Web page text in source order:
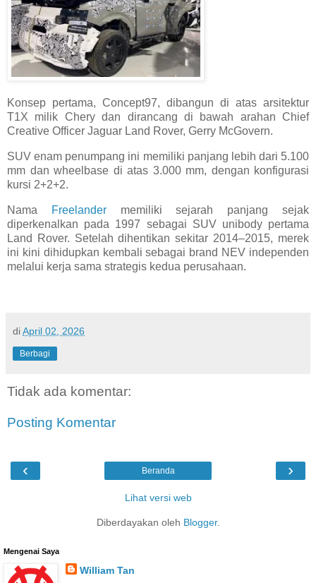
Konsep pertama, Concept97, dibangun di atas arsitektur
T1X milik Chery dan dirancang di bawah arahan Chief
Creative Officer Jaguar Land Rover, Gerry McGovern.
SUV enam penumpang ini memiliki panjang lebih dari 5.100
mm dan wheelbase di atas 3.000 mm, dengan konfigurasi
kursi 2+2+2.
Nama Freelandermemiliki sejarah panjang sejak
diperkenalkan pada 1997 sebagai SUV unibody pertama
Land Rover. Setelah dihentikan sekitar 2014–2015, merek
ini kini dihidupkan kembali sebagai brand NEV independen
melalui kerja sama strategis kedua perusahaan.
diApril 02, 2026
Berbagi
Tidak ada komentar:
Posting Komentar
‹ ›
Beranda
Lihat versi web
Diberdayakan oleh Blogger.
Mengenai Saya
William Tan